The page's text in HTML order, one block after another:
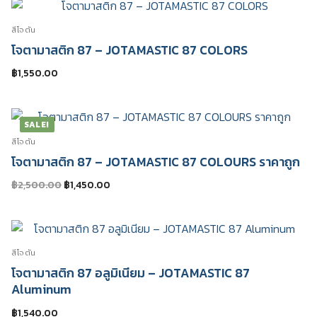
สีโจตัน
โจตามาสติก 87 – JOTAMASTIC 87 COLORS
฿1,550.00
SALE!
สีโจตัน
โจตามาสติก 87 – JOTAMASTIC 87 COLOURS ราคาถูก
฿2,500.00 Original
price
฿1,450.00
สีโจตัน
โจตามาสติก 87 อลูมิเนียม – JOTAMASTIC 87
Aluminum
฿1,540.00